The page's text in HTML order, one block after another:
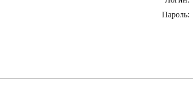
Пароль: